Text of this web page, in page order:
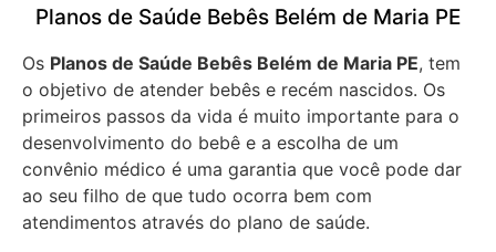
Planos de Saúde Bebês Belém de Maria PE
Os Planos de Saúde Bebês Belém de Maria PE, tem
o objetivo de atender bebês e recém nascidos. Os
primeiros passos da vida é muito importante para o
desenvolvimento do bebê e a escolha de um
convênio médico é uma garantia que você pode dar
ao seu filho de que tudo ocorra bem com
atendimentos através do plano de saúde.